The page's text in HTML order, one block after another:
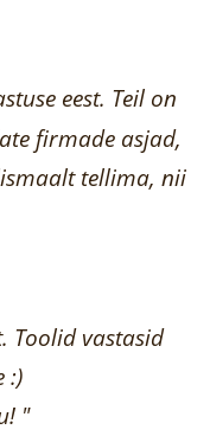
eest. Teil on
firmade asjad,
tellima, nii
Toolid vastasid
:)
"